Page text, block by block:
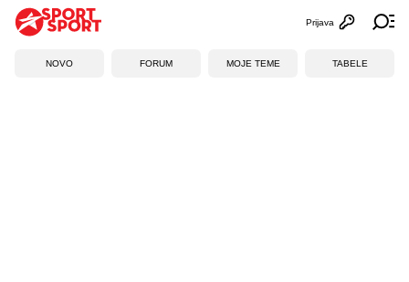
Otvori
Prijava
NOVO FORUM MOJE TEME TABELE